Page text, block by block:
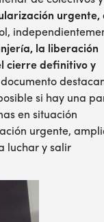
urgente,
la liberación
cierre definitivo y
si hay una
en situación
urgente,
luchar y salir